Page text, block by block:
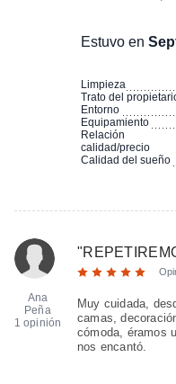
Estuvo en
Limpieza
Trato del
Entorno
Equipamiento
Relación
calidad/precio
Calidad del sueño
Ana
Peña
1 opinión
"
Muy cuidada,
camas,
cómoda, éramos
nos encantó.